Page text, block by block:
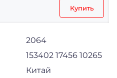
Купить
2064
153402 17456 10265
Китай